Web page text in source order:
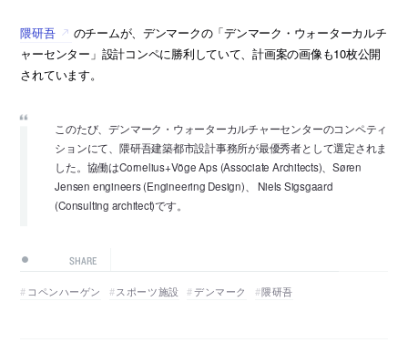
隈研吾
のチームが、デンマークの「デンマーク・ウォーターカルチ
ャーセンター」設計コンペに勝利していて、計画案の画像も10枚公開
されています。
このたび、デンマーク・ウォーターカルチャーセンターのコンペティ
ションにて、隈研吾建築都市設計事務所が最優秀者として選定されま
した。協働はCornelius+Vöge Aps (Associate Architects)、Søren
Jensen engineers (Engineering Design)、 Niels Sigsgaard
(Consulting architect)です。
SHARE
コペンハーゲン スポーツ施設 デンマーク 隈研吾